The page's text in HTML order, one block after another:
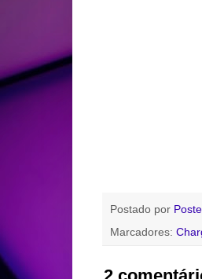
Postado por
Marcadores: